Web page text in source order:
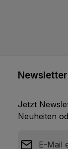
Newsletter
Jetzt
Neuheiten